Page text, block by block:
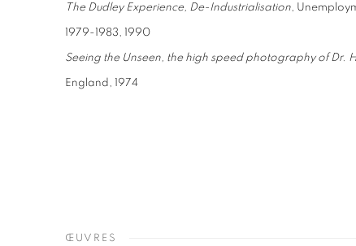
The Dudley Experience, De-Industrialisation ,
1979-1983, 1990
Seeing the Unseen, the high speed photography of Dr.
England, 1974
ŒUVRES